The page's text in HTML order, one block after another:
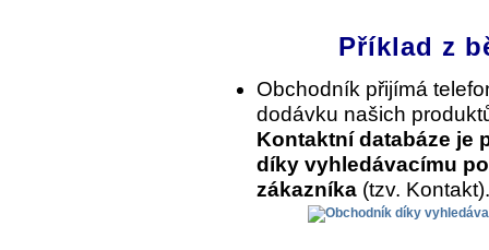
Příklad z
Obchodník přijímá
dodávku našich
Kontaktní databáze je
díky vyhledávacímu
zákazníka (tzv. Kontakt).